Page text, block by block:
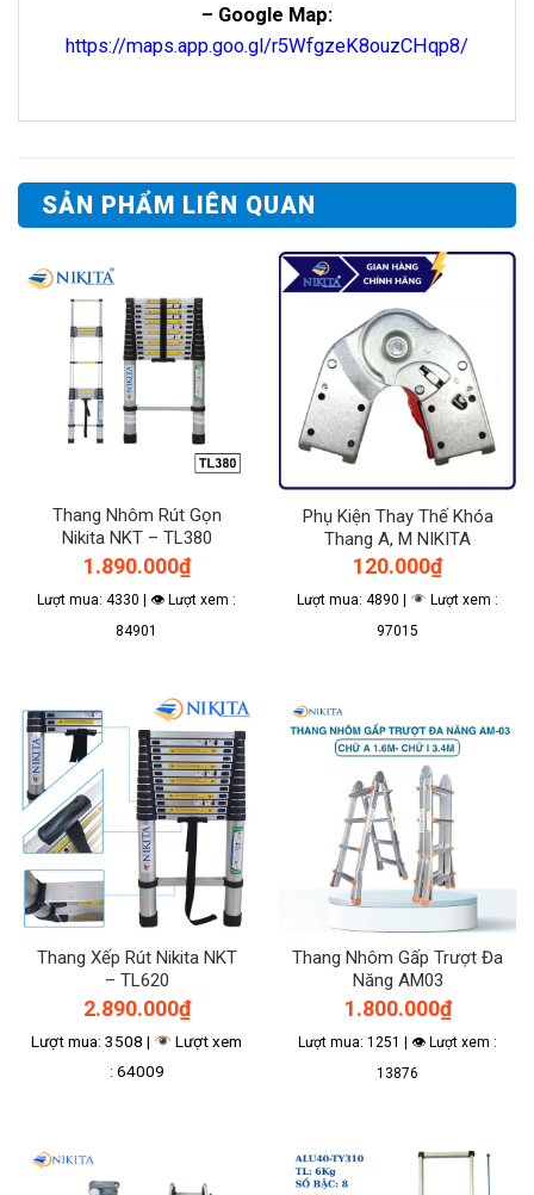
– Google Map:
https://maps.app.goo.gl/r5WfgzeK8ouzCHqp8/
SẢN PHẨM LIÊN QUAN
Thang Nhôm Rút Gọn
Nikita NKT – TL380
1.890.000₫
Lượt mua: 4330 | 👁 Lượt xem :
84901
Phụ Kiện Thay Thế Khóa
Thang A, M NIKITA
120.000₫
Lượt mua: 4890 |
Lượt xem :
97015
Thang Xếp Rút Nikita NKT
– TL620
2.890.000₫
Lượt mua: 3508 |
Lượt xem
: 64009
Thang Nhôm Gấp Trượt Đa
Năng AM03
1.800.000₫
Lượt mua: 1251 | 👁 Lượt xem :
13876